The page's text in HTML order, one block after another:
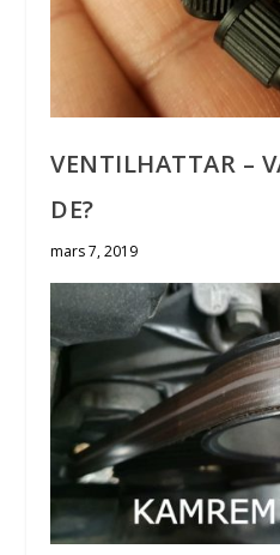
VENTILHATTAR –
DE?
mars 7, 2019